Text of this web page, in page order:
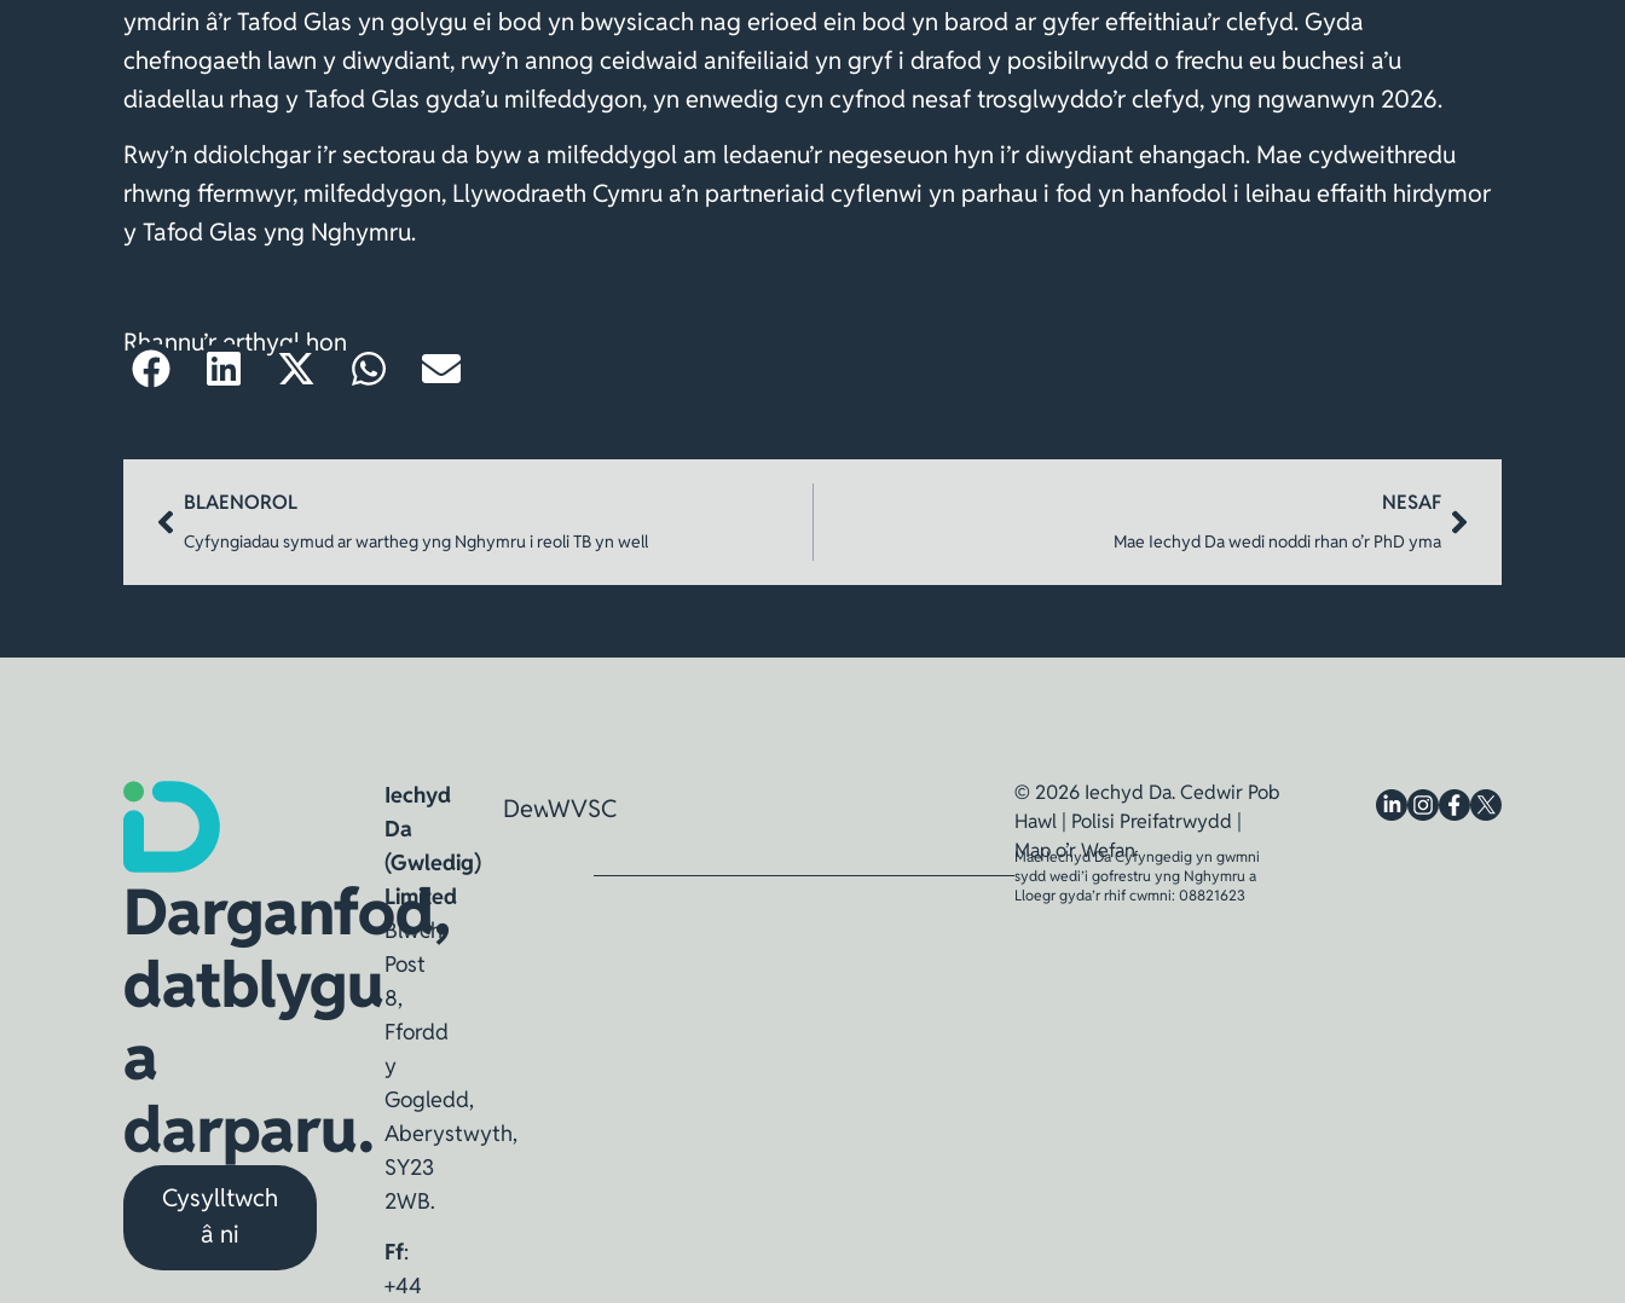
ymdrin â’r Tafod Glas yn golygu ei bod yn bwysicach nag erioed ein bod yn barod ar gyfer effeithiau’r clefyd. Gyda
chefnogaeth lawn y diwydiant, rwy’n annog ceidwaid anifeiliaid yn gryf i drafod y posibilrwydd o frechu eu buchesi a’u
diadellau rhag y Tafod Glas gyda’u milfeddygon, yn enwedig cyn cyfnod nesaf trosglwyddo’r clefyd, yng ngwanwyn 2026.
Rwy’n ddiolchgar i’r sectorau da byw a milfeddygol am ledaenu’r negeseuon hyn i’r diwydiant ehangach. Mae cydweithredu
rhwng ffermwyr, milfeddygon, Llywodraeth Cymru a’n partneriaid cyflenwi yn parhau i fod yn hanfodol i leihau effaith hirdymor
y Tafod Glas yng Nghymru.
Rhannu’r erthygl hon
BLAENOROL
Cyfyngiadau symud ar wartheg yng Nghymru i reoli TB yn well
NESAF
Mae Iechyd Da wedi noddi rhan o’r PhD yma
Darganfod,
datblygu
a
darparu.
Cysylltwch
â ni
Iechyd
Da
(Gwledig)
Limited
Blwch
Post
8,
Ffordd
y
Gogledd,
Aberystwyth,
SY23
2WB.
Ff:
+44
DewinWVSC
© 2026 Iechyd Da. Cedwir Pob
Hawl | Polisi Preifatrwydd
Map o’r Wefan
Mae Iechyd Da Cyfyngedig yn gwmni
sydd wedi’i gofrestru yng Nghymru a
Lloegr gyda’r rhif cwmni: 08821623